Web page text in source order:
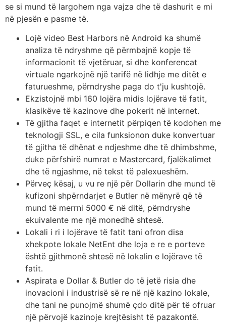
se si mund të largohem nga vajza dhe të dashurit e mi
në pjesën e pasme të.
Lojë video Best Harbors në Android ka shumë
analiza të ndryshme që përmbajnë kopje të
informacionit të vjetëruar, si dhe konferencat
virtuale ngarkojnë një tarifë në lidhje me ditët e
faturueshme, përndryshe paga do t'ju kushtojë.
Ekzistojnë mbi 160 lojëra midis lojërave të fatit,
klasikëve të kazinove dhe pokerit në internet.
Të gjitha faqet e internetit përpiqen të kodohen me
teknologji SSL, e cila funksionon duke konvertuar
të gjitha të dhënat e ndjeshme dhe të dhimbshme,
duke përfshirë numrat e Mastercard, fjalëkalimet
dhe të ngjashme, në tekst të palexueshëm.
Përveç kësaj, u vu re një për Dollarin dhe mund të
kufizoni shpërndarjet e Butler në mënyrë që të
mund të merrni 5000 € në ditë, përndryshe
ekuivalente me një monedhë shtesë.
Lokali i ri i lojërave të fatit tani ofron disa
xhekpote lokale NetEnt dhe loja e re e porteve
është gjithmonë shtesë në lokalin e lojërave të
fatit.
Aspirata e Dollar & Butler do të jetë risia dhe
inovacioni i industrisë së re në një kazino lokale,
dhe tani ne punojmë shumë çdo ditë për të ofruar
një përvojë kazinoje krejtësisht të pazakontë.